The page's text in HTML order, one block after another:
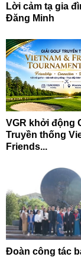
Lời cảm tạ gia
Đăng Minh
VGR khởi động
Truyền thống
Friends...
Đoàn công tác